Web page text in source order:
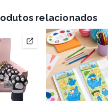
relacionados